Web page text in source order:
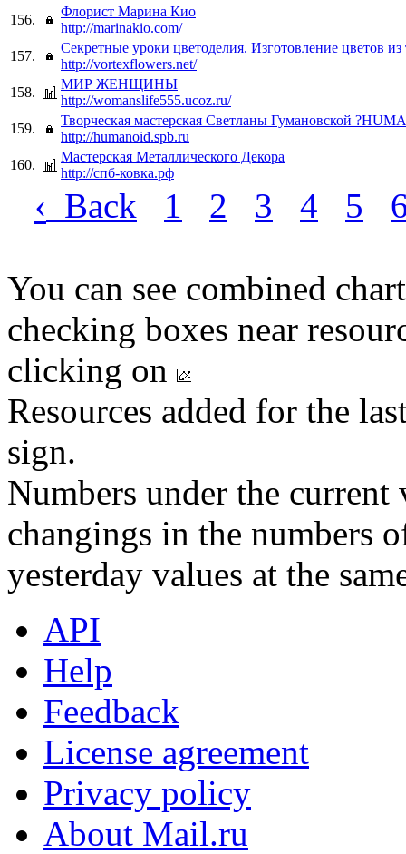
156.
Флорист Марина Кио
http://marinakio.com/
157.
Секретные уроки цветоделия. Изготовление цветов из
http://vortexflowers.net/
158.
МИР ЖЕНЩИНЫ
http://womanslife555.ucoz.ru/
159.
Творческая мастерская Светланы Гумановской
http://humanoid.spb.ru
160.
Мастерская Металлического Декора
http://спб-ковка.рф
‹ Back 1 2 3 4 5
You can see combined
checking boxes near
clicking on
Resources added for the
sign.
Numbers under the
changings in the numbers
yesterday values at the
API
Help
Feedback
License agreement
Privacy policy
About Mail.ru